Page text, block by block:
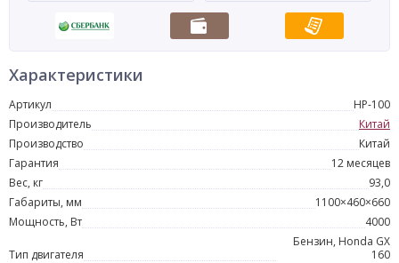
Характеристики
Артикул
HР-100
Производитель
Китай
Производство
Китай
Гарантия
12 месяцев
Вес, кг
93,0
Габариты, мм
1100×460×660
Мощность, Вт
4000
Тип двигателя
Бензин, Honda GX
160